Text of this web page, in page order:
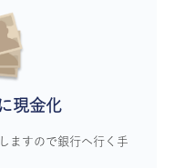
現金化
ますので銀行へ行く手